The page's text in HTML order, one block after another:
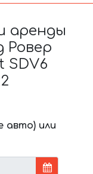
аренды
Ровер
SDV6
авто) или